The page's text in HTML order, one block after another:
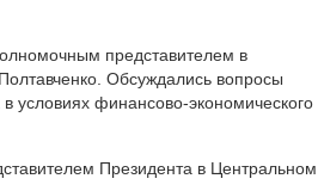
представителем в
Обсуждались вопросы
условиях финансово-экономического
Президента в Центральном